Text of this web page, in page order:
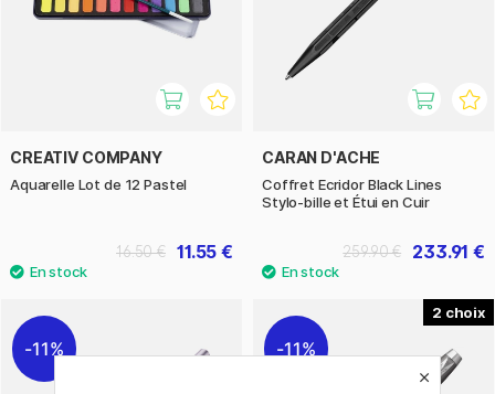
CREATIV COMPANY
Aquarelle Lot de 12 Pastel
11.55 €
16.50 €
CARAN D'ACHE
Coffret Ecridor Black Lines
Stylo-bille et Étui en Cuir
233.91 €
259.90 €
11%
2
11%